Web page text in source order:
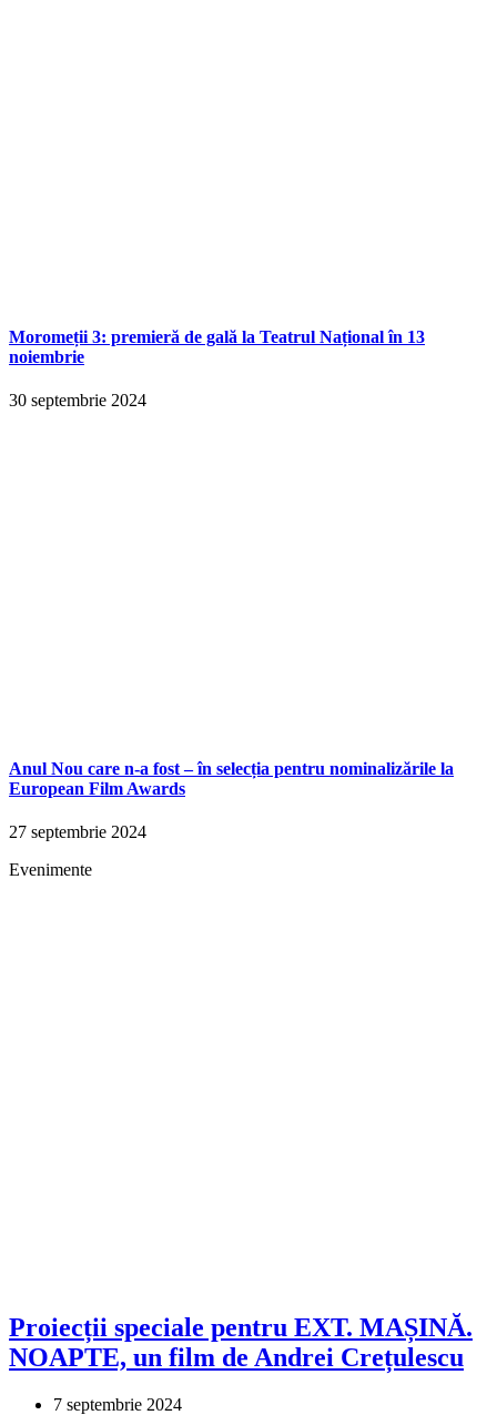
Moromeții 3: premieră de gală la Teatrul Național în 13
noiembrie
30 septembrie 2024
Anul Nou care n-a fost – în selecția pentru nominalizările la
European Film Awards
27 septembrie 2024
Evenimente
Proiecții speciale pentru EXT. MAȘINĂ.
NOAPTE, un film de Andrei Crețulescu
7 septembrie 2024